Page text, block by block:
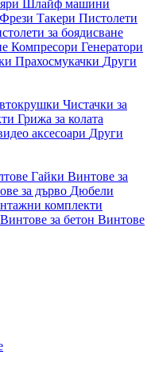
Шлайф машини
Фрези Такери Пистолети
за боядисване
Компресори Генератори
Прахосмукачки Други
Чистачки за
Грижа за колата
аксесоари Други
Гайки Винтове за
за дърво Дюбели
комплекти
Винтове за бетон Винтове